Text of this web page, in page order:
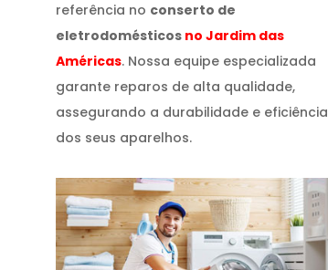
referência no conserto de
eletrodomésticos no Jardim das
Américas. Nossa equipe especializada
garante reparos de alta qualidade,
assegurando a durabilidade e eficiência
dos seus aparelhos.